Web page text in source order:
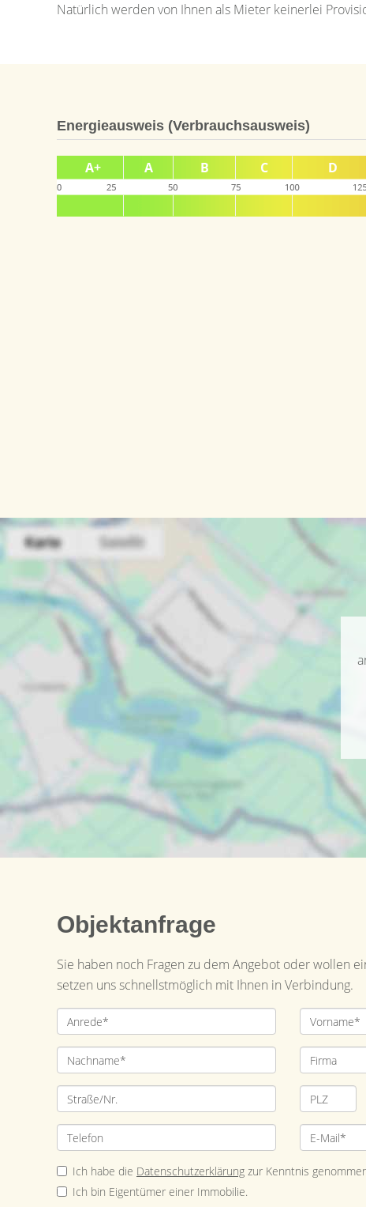
Natürlich werden von Ihnen als Mieter keinerlei
Energieausweis (Verbrauchsausweis)
Objektanfrage
Sie haben noch Fragen zu dem Angebot oder wollen
setzen uns schnellstmöglich mit Ihnen in Verbindung.
Ich habe die Datenschutzerklärung zur Kenntnis
Ich bin Eigentümer einer Immobilie.